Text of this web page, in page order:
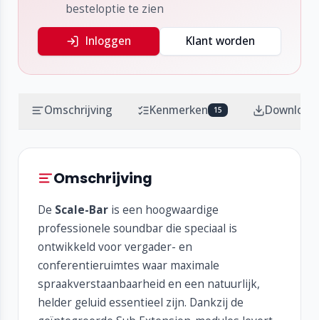
besteloptie te zien
Inloggen Klant worden
Omschrijving Kenmerken 15
Omschrijving
De Scale-Baris een hoogwaardige
professionele soundbar die speciaal is
ontwikkeld voor vergader- en
conferentieruimtes waar maximale
spraakverstaanbaarheid en een natuurlijk,
helder geluid essentieel zijn. Dankzij de